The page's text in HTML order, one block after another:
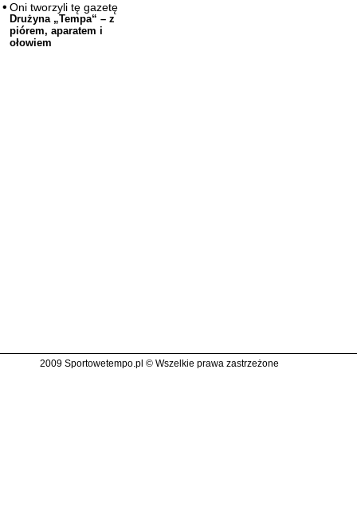
Oni tworzyli tę gazetę
Drużyna „Tempa“ – z
piórem, aparatem i
ołowiem
2009 Sportowetempo.pl © Wszelkie prawa zastrzeżone